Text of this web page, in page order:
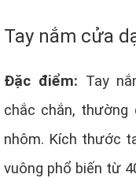
Tay nắm cửa
Đặc điểm: Tay
chắc chắn,
nhôm. Kích thước
vuông phổ biến từ